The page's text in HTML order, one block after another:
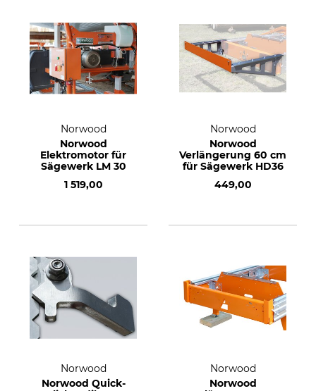
Norwood
Norwood
Elektromotor für
Sägewerk LM 30
1 519,00
Norwood
Norwood
Verlängerung 60 cm
für Sägewerk HD36
449,00
Norwood
Norwood Quick-
Norwood
Norwood